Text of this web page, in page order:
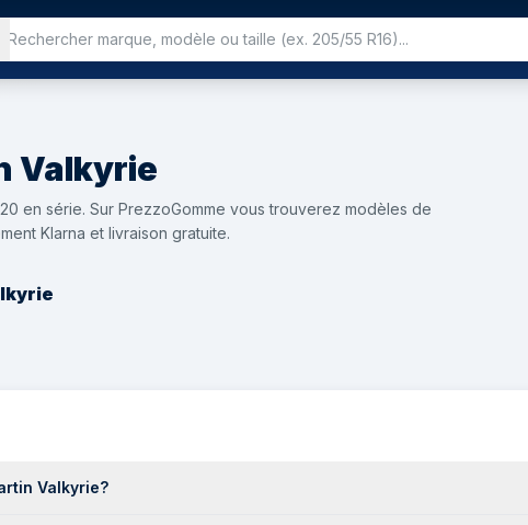
Valkyrie
en série. Sur PrezzoGomme vous trouverez modèles de
Klarna et livraison gratuite.
Valkyrie?